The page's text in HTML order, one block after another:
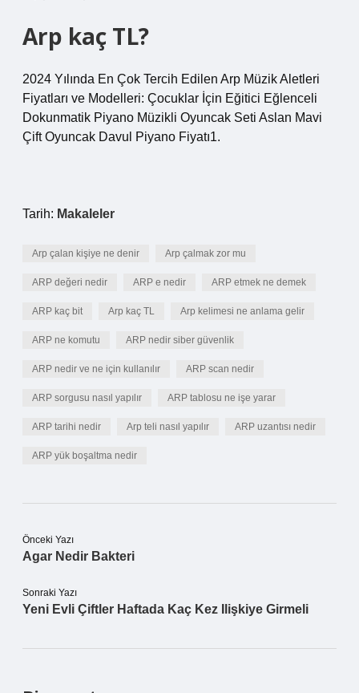
Arp kaç TL?
2024 Yılında En Çok Tercih Edilen Arp Müzik Aletleri
Fiyatları ve Modelleri: Çocuklar İçin Eğitici Eğlenceli
Dokunmatik Piyano Müzikli Oyuncak Seti Aslan Mavi
Çift Oyuncak Davul Piyano Fiyatı1.
Tarih: Makaleler
Arp çalan kişiye ne denir Arp çalmak zor mu
ARP değeri nedir ARP e nedir ARP etmek ne demek
ARP kaç bit Arp kaç TL Arp kelimesi ne anlama gelir
ARP ne komutu ARP nedir siber güvenlik
ARP nedir ve ne için kullanılır ARP scan nedir
ARP sorgusu nasıl yapılır ARP tablosu ne işe yarar
ARP tarihi nedir Arp teli nasıl yapılır ARP uzantısı nedir
ARP yük boşaltma nedir
Önceki Yazı
Agar Nedir Bakteri
Sonraki Yazı
Yeni Evli Çiftler Haftada Kaç Kez Ilişkiye Girmeli